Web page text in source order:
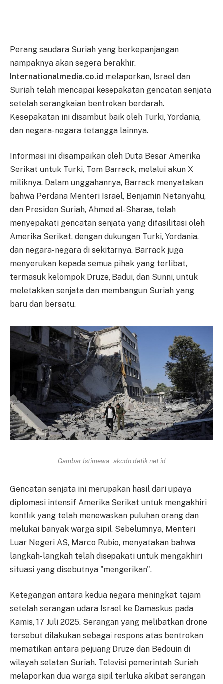
Perang saudara Suriah yang berkepanjangan
nampaknya akan segera berakhir.
Internationalmedia.co.id melaporkan, Israel dan
Suriah telah mencapai kesepakatan gencatan senjata
setelah serangkaian bentrokan berdarah.
Kesepakatan ini disambut baik oleh Turki, Yordania,
dan negara-negara tetangga lainnya.
Informasi ini disampaikan oleh Duta Besar Amerika
Serikat untuk Turki, Tom Barrack, melalui akun X
miliknya. Dalam unggahannya, Barrack menyatakan
bahwa Perdana Menteri Israel, Benjamin Netanyahu,
dan Presiden Suriah, Ahmed al-Sharaa, telah
menyepakati gencatan senjata yang difasilitasi oleh
Amerika Serikat, dengan dukungan Turki, Yordania,
dan negara-negara di sekitarnya. Barrack juga
menyerukan kepada semua pihak yang terlibat,
termasuk kelompok Druze, Badui, dan Sunni, untuk
meletakkan senjata dan membangun Suriah yang
baru dan bersatu.
Gambar Istimewa : akcdn.detik.net.id
Gencatan senjata ini merupakan hasil dari upaya
diplomasi intensif Amerika Serikat untuk mengakhiri
konflik yang telah menewaskan puluhan orang dan
melukai banyak warga sipil. Sebelumnya, Menteri
Luar Negeri AS, Marco Rubio, menyatakan bahwa
langkah-langkah telah disepakati untuk mengakhiri
situasi yang disebutnya "mengerikan".
Ketegangan antara kedua negara meningkat tajam
setelah serangan udara Israel ke Damaskus pada
Kamis, 17 Juli 2025. Serangan yang melibatkan drone
tersebut dilakukan sebagai respons atas bentrokan
mematikan antara pejuang Druze dan Bedouin di
wilayah selatan Suriah. Televisi pemerintah Suriah
melaporkan dua warga sipil terluka akibat serangan